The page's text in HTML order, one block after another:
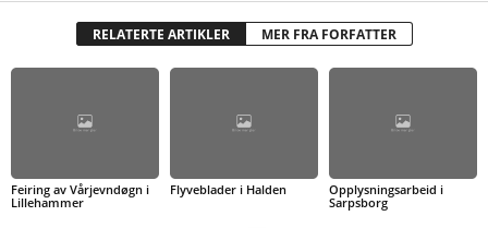
RELATERTE ARTIKLER MER FRA FORFATTER
Feiring av Vårjevndøgn i
Lillehammer
Flyveblader i Halden
Opplysningsarbeid i
Sarpsborg